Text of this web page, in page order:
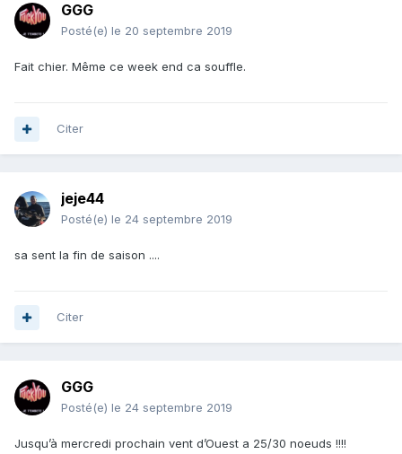
GGG
Posté(e) le 20 septembre 2019
Fait chier. Même ce week end ca souffle.
Citer
jeje44
Posté(e) le 24 septembre 2019
sa sent la fin de saison ....
Citer
GGG
Posté(e) le 24 septembre 2019
Jusqu’à mercredi prochain vent d’Ouest a 25/30 noeuds !!!!